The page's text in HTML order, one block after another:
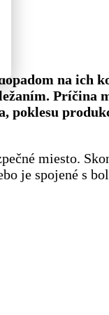
na ich
Príčina
poklesu
miesto.
je spojené s